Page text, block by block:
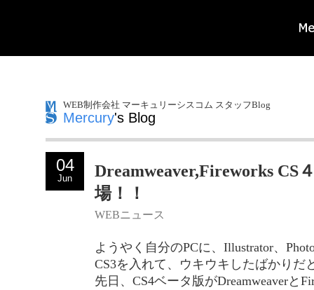
WEB制作会社 マーキュリーシスコム スタッフBlog
Mercury's Blog
04
Jun
Dreamweaver,Fireworks CS
場！！
WEBニュース
ようやく自分のPCに、Illustrator、
CS3を入れて、ウキウキしたばかりだ
先日、CS4ベータ版がDreamweaverと